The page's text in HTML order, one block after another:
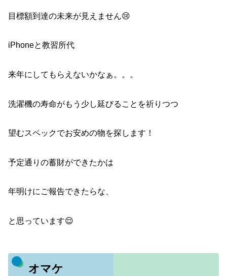
目標額到達の未来が見えません😢
iPhoneと教習所代
来年にしてもらえないかなぁ。。。
洗濯機の寿命がもう少し延びることを祈りつつ
望むスペックでお安めの物を探します！
予定通りの蓄財ができたかは
年明けにご報告できたらな、
と思っています😌
オマケ